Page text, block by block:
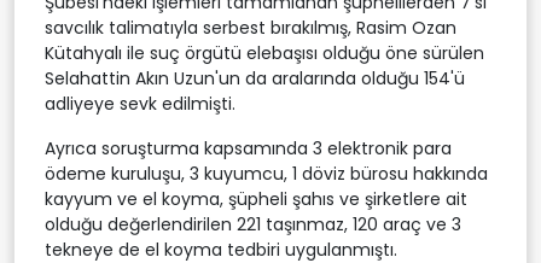
savcılık talimatıyla serbest bırakılmış, Rasim Ozan
Kütahyalı ile suç örgütü elebaşısı olduğu öne sürülen
Selahattin Akın Uzun'un da aralarında olduğu 154'ü
adliyeye sevk edilmişti.
Ayrıca soruşturma kapsamında 3 elektronik para
ödeme kuruluşu, 3 kuyumcu, 1 döviz bürosu hakkında
kayyum ve el koyma, şüpheli şahıs ve şirketlere ait
olduğu değerlendirilen 221 taşınmaz, 120 araç ve 3
tekneye de el koyma tedbiri uygulanmıştı.